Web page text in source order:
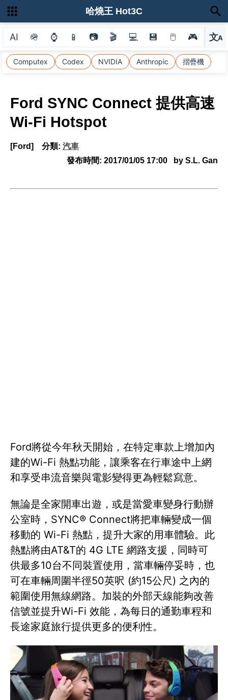
AI 🪖 ⌚ 📱 📷 🎬 💻 💾 🖱 🎮 文A
選
Computex Codex NVIDIA Anthropic 摺疊機
哈燒王 Hot3C
Ford SYNC Connect 提供高速
Wi-Fi Hotspot
[Ford] 分類: 汽車
發布時間: 2017/01/05 17:00 by S.L. Gan
Ford將從今年秋天開始，在特定車款上增加內
建的Wi-Fi 熱點功能，讓乘客在行車途中上網
和享受串流音樂與電影變得更為輕鬆寫意。
無論是全家開車出遊，或是當愛車變身行動辦
公室時，SYNC® Connect將把車輛變成一個
移動的 Wi-Fi 熱點，提升大家的用車體驗。此
熱點將由AT&T的 4G LTE 網路支援，同時可
供最多10台不同裝置使用，當車輛停妥時，也
可在車輛周圍半徑50英呎 (約15公尺) 之內的
範圍使用無線網路。加裝的外部天線能夠改善
信號並提升Wi-Fi 效能，為每日的通勤車程和
長途家庭旅行提供更多的便利性。